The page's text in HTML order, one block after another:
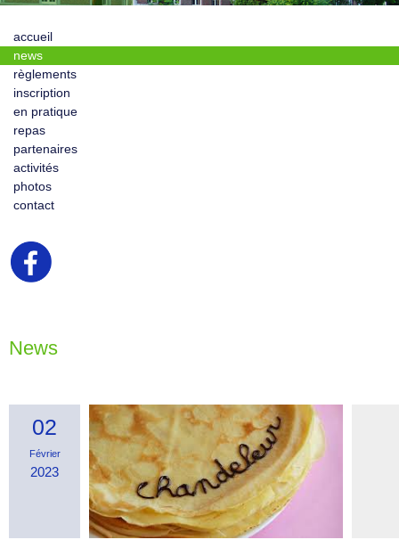
accueil
news
règlements
inscription
en pratique
repas
partenaires
activités
photos
contact
News
02
Février
2023